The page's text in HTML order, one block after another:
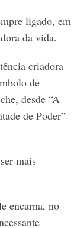
ligado, em
da vida.
criadora
de
desde “A
de Poder”
mais
encarna, no